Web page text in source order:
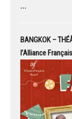
...
BANGKOK –
l’Alliance